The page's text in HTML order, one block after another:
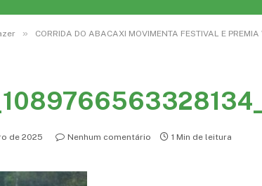
» CORRIDA DO ABACAXI MOVIMENTA FESTIVAL E
de 2025 Nenhum comentário 1 Min de leitura